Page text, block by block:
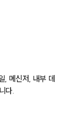
, 메신저, 내부 데
다.